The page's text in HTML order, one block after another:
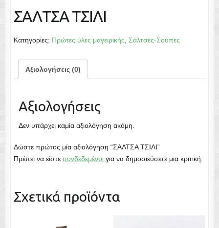
ΣΑΛΤΣΑ ΤΣΙΛΙ
Κατηγορίες: Πρώτες ύλες μαγειρικής Σάλτσες-Σούπες
Αξιολογήσεις (0)
Αξιολογήσεις
Δεν υπάρχει καμία αξιολόγηση ακόμη.
Δώστε πρώτος μία αξιολόγηση “ΣΑΛΤΣΑ ΤΣΙΛΙ”
Πρέπει να είστε συνδεδεμένοι για να δημοσιεύσετε μια κριτική.
Σχετικά προϊόντα